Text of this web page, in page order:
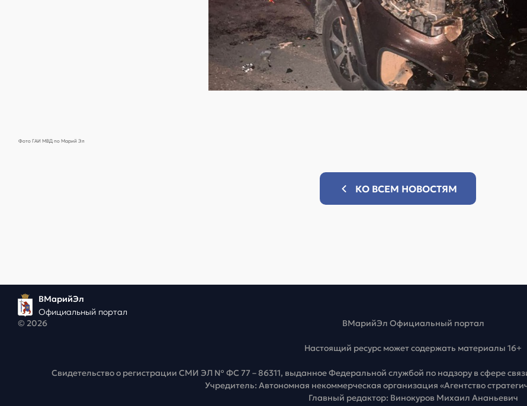
Фото ГАИ МВД по Марий Эл
КО ВСЕМ НОВОСТЯМ
ВМарийЭл
Официальный портал
© 2026
ВМарийЭл Официальный портал
Настоящий ресурс может содержать материалы 16+
Свидетельство о регистрации СМИ ЭЛ № ФС 77 – 86311, выданное Федеральной службой по надзору в сфере
Учредитель: Автономная некоммерческая организация «Агентство
Главный редактор: Винокуров Михаил Ананьевич